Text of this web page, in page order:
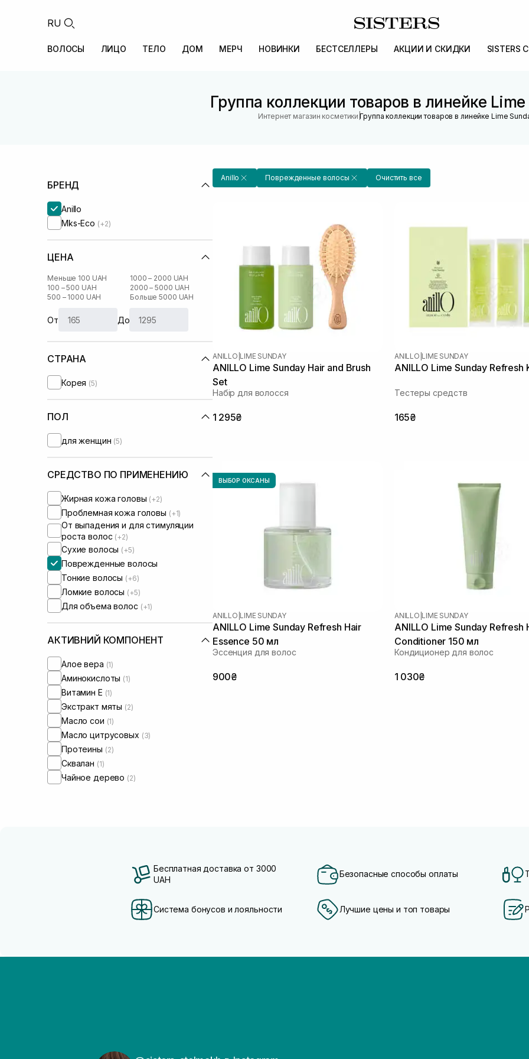
RU
ВОЛОСЫ ЛИЦО ТЕЛО ДОМ МЕРЧ НОВИНКИ БЕСТСЕЛЛЕРЫ АКЦИИ И СКИДКИ SISTERS
Группа коллекции товаров в линейке
Интернет магазин косметики |Группа коллекции товаров в линейке Lime
БРЕНД
Anillo
Mks-Eco (+2)
ЦЕНА
Меньше 100 UAH
100 – 500 UAH
500 – 1000 UAH
1000 – 2000 UAH
2000 – 5000 UAH
Больше 5000 UAH
От До
СТРАНА
Корея (5)
ПОЛ
для женщин (5)
СРЕДСТВО ПО ПРИМЕНЕНИЮ
Жирная кожа головы (+2)
Проблемная кожа головы (+1)
От выпадения и для стимуляции
роста волос (+2)
Сухие волосы (+5)
Поврежденные волосы
Тонкие волосы (+6)
Ломкие волосы (+5)
Для объема волос (+1)
АКТИВНИЙ КОМПОНЕНТ
Алое вера (1)
Аминокислоты (1)
Витамин Е (1)
Экстракт мяты (2)
Масло сои (1)
Масло цитрусовых (3)
Протеины (2)
Сквалан (1)
Чайное дерево (2)
Anillo Поврежденные волосы Очистить все
ANILLO LIME SUNDAY
ANILLO Lime Sunday Hair and Brush
Set
Набір для волосся
1 295₴
ANILLO LIME SUNDAY
ANILLO Lime Sunday Refresh
Тестеры средств
165₴
ВЫБОР ОКСАНЫ
ANILLO LIME SUNDAY
ANILLO Lime Sunday Refresh Hair
Essence 50 мл
Эссенция для волос
900₴
ANILLO LIME SUNDAY
ANILLO Lime Sunday Refresh
Conditioner 150 мл
Кондиционер для волос
1 030₴
Бесплатная доставка от 3000
UAH
Безопасные способы оплаты
Система бонусов и лояльности Лучшие цены и топ товары